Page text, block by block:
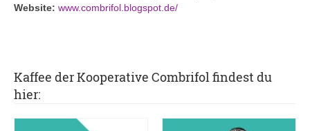
Website: www.combrifol.blogspot.de/
Kaffee der Kooperative Combrifol findest du
hier: